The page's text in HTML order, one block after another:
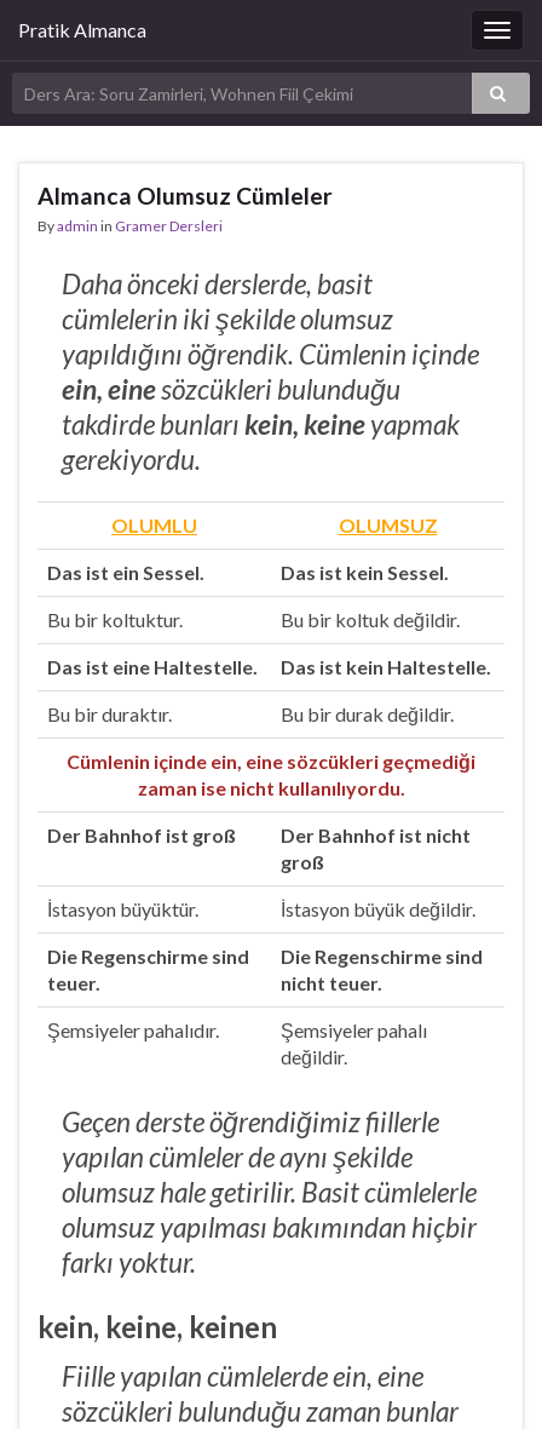
Pratik Almanca
Almanca Olumsuz Cümleler
Byadmin in Gramer Dersleri
Daha önceki derslerde, basit
cümlelerin iki şekilde olumsuz
yapıldığını öğrendik. Cümlenin içinde
ein, einesözcükleri bulunduğu
takdirde bunları kein, keineyapmak
gerekiyordu.
OLUMLU OLUMSUZ
Das ist ein Sessel. Das ist kein Sessel.
Bu bir koltuktur. Bu bir koltuk değildir.
Das ist eine Haltestelle. Das ist kein Haltestelle.
Bu bir duraktır. Bu bir durak değildir.
Cümlenin içinde ein, eine sözcükleri geçmediği
zaman ise nicht kullanılıyordu.
Der Bahnhof ist groß
Der Bahnhof ist nicht
groß
İstasyon büyüktür. İstasyon büyük değildir.
Die Regenschirme sind
teuer.
Die Regenschirme sind
nicht teuer.
Şemsiyeler pahalıdır.
Şemsiyeler pahalı
değildir.
Geçen derste öğrendiğimiz fiillerle
yapılan cümleler de aynı şekilde
olumsuz hale getirilir. Basit cümlelerle
olumsuz yapılması bakımından hiçbir
farkı yoktur.
kein, keine, keinen
Fiille yapılan cümlelerde ein, eine
sözcükleri bulunduğu zaman bunlar